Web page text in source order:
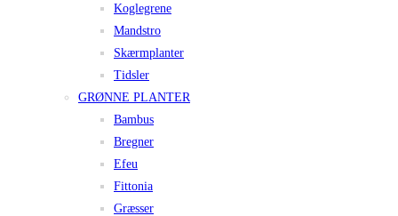
Koglegrene
Mandstro
Skærmplanter
Tidsler
GRØNNE PLANTER
Bambus
Bregner
Efeu
Fittonia
Græsser